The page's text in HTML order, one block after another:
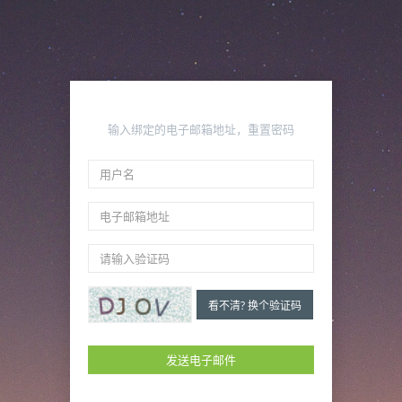
输入绑定的电子邮箱地址，重置密码
看不清? 换个验证码
发送电子邮件